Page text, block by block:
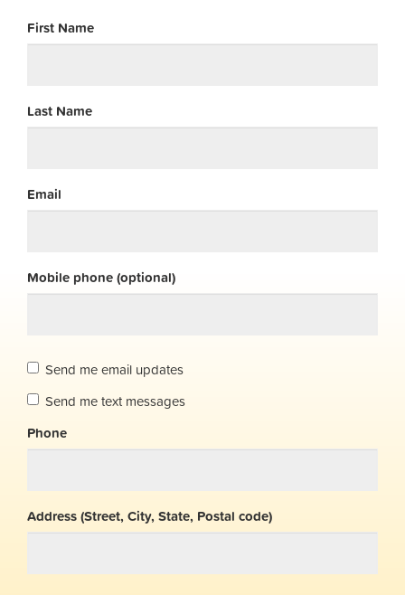
First Name
Last Name
Email
Mobile phone (optional)
Send me email updates
Send me text messages
Phone
Address (Street, City, State, Postal code)